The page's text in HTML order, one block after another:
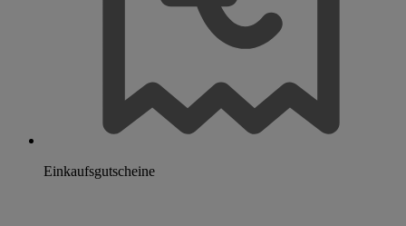
Einkaufsgutscheine